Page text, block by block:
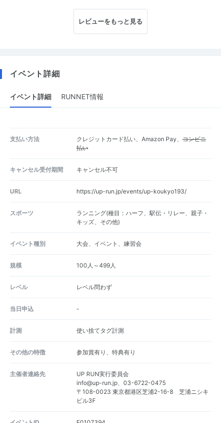
レビューをもっと見る
イベント詳細
イベント詳細 RUNNET情報
支払い方法 クレジットカード払い、Amazon Pay、コンビニ
払い
キャンセル受付期間 キャンセル不可
URL https://up-run.jp/events/up-koukyo193/
スポーツ
ランニング(種目：ハーフ、駅伝・リレー、親子・
キッズ、その他)
イベント種別 大会、イベント、練習会
規模 100人～499人
レベル レベル問わず
当日申込 -
計測 使い捨てタグ計測
その他の特徴 参加賞有り、特典有り
主催者連絡先
UP RUN実行委員会
info@up-run.jp、03-6722-0475
〒108-0023 東京都港区芝浦2-16-8 芝浦ニシキ
ビル3F